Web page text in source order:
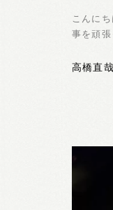
こんに
事を頑
高橋直哉